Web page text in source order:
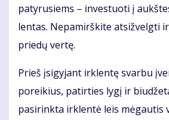
patyrusiems – investuoti į
lentas. Nepamirškite atsižvelgti
priedų vertę.
Prieš įsigyjant irklentę svarbu
poreikius, patirties lygį ir
pasirinkta irklentė leis mėgautis